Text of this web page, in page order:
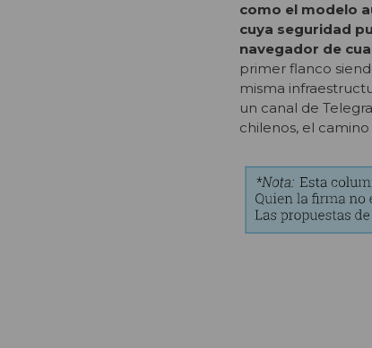
como el modelo
cuya seguridad
navegador de
primer flanco
misma
un canal de
chilenos, el